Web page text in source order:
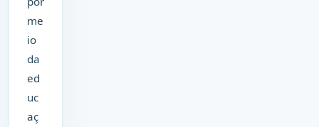
me
io
da
ed
uc
aç